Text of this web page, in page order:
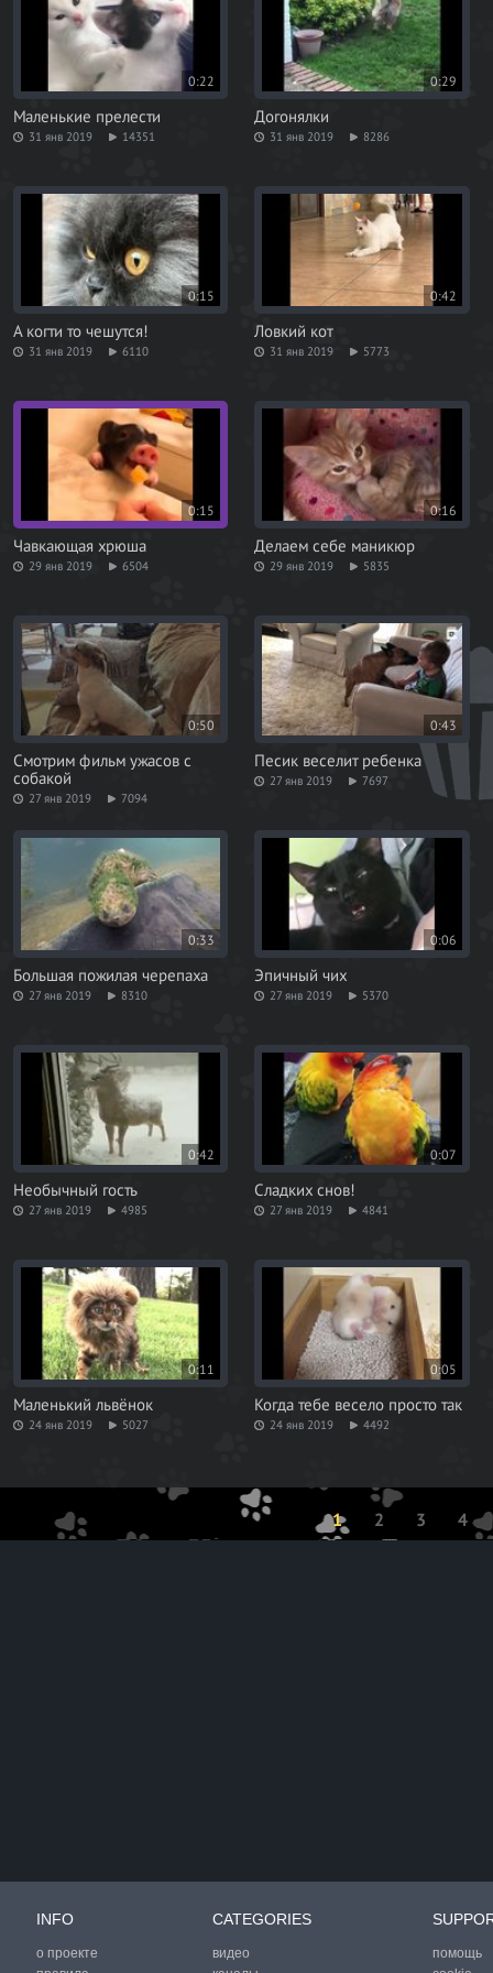
0:22
Маленькие прелести
31 янв 2019 14351
0:29
Догонялки
31 янв 2019 8286
0:15
А когти то чешутся!
31 янв 2019 6110
0:42
Ловкий кот
31 янв 2019 5773
0:15
Чавкающая хрюша
29 янв 2019 6504
0:16
Делаем себе маникюр
29 янв 2019 5835
0:50
Смотрим фильм ужасов с
собакой
27 янв 2019 7094
0:43
Песик веселит ребенка
27 янв 2019 7697
0:33
Большая пожилая черепаха
27 янв 2019 8310
0:06
Эпичный чих
27 янв 2019 5370
0:42
Необычный гость
27 янв 2019 4985
0:07
Сладких снов!
27 янв 2019 4841
0:11
Маленький львёнок
24 янв 2019 5027
0:05
Когда тебе весело просто так
24 янв 2019 4492
1 2 3 4
INFO
о проекте
CATEGORIES
видео
помощь